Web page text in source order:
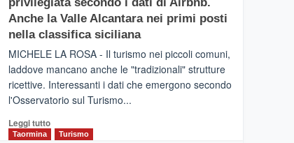
–
Inaugurato
il
collegamento
tra
Catania
e
operato
da
Anche la Valle Alcantara nei primi posti
nella classifica siciliana
MICHELE LA ROSA - Il turismo nei piccoli comuni,
laddove mancano anche le "tradizionali" strutture
ricettive. Interessanti i dati che emergono secondo
l'Osservatorio sul Turismo...
Leggi tuttoLeggi
Taormina Turismo